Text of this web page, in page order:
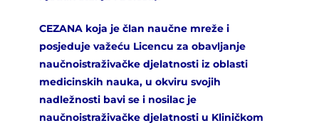
CEZANA koja je član naučne mreže i
posjeduje važeću Licencu za obavljanje
naučnoistraživačke djelatnosti iz oblasti
medicinskih nauka, u okviru svojih
nadležnosti bavi se i nosilac je
naučnoistraživačke djelatnosti u Kliničkom